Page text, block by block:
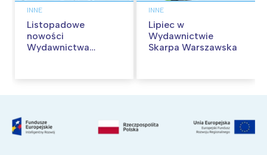
INNE
Listopadowe
nowości
Wydawnictwa
INNE
Lipiec w
Wydawnictwie
Skarpa Warszawska